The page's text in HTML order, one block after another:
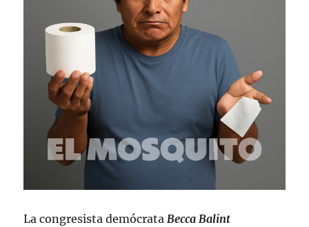
La congresista demócrataBecca Balint